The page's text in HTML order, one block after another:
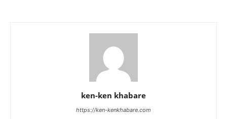
ken-ken khabare
https://ken-kenkhabare.com